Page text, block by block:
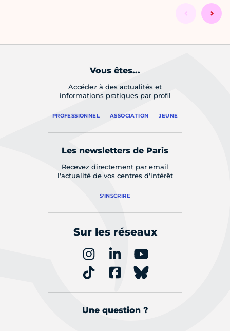
Vous êtes...
Accédez à des actualités et
informations pratiques par profil
PROFESSIONNEL ASSOCIATION JEUNE
Les newsletters de Paris
Recevez directement par email
l'actualité de vos centres d'intérêt
S'INSCRIRE
Sur les réseaux
Une question ?